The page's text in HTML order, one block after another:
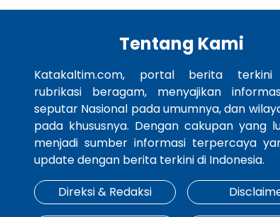
Tentang Kami
Katakaltim.com, portal berita terkini
rubrikasi beragam, menyajikan
seputar Nasional pada umumnya, dan
pada khususnya. Dengan cakupan yang
menjadi sumber informasi terpercaya
update dengan berita terkini di Indonesia.
Direksi & Redaksi